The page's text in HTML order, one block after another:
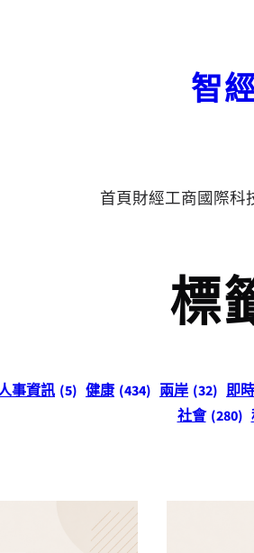
智
首頁財經工商國際科
標
事資訊 (5) 健康 (434) 兩岸 (32) 即時
社會 (280)